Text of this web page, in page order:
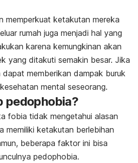
memperkuat ketakutan mereka
rumah juga menjadi hal yang
karena kemungkinan akan
yang ditakuti semakin besar. Jika
memberikan dampak buruk
mental seseorang.
pedophobia?
fobia tidak mengetahui alasan
memiliki ketakutan berlebihan
beberapa faktor ini bisa
pedophobia.